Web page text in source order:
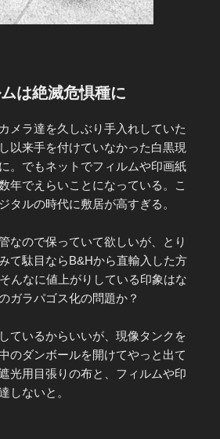
は絶滅危惧種に
メラ達を久しぶり手入れしていた
以来手を付けていなかった白黒現
。でもネットでフィルムや印画紙
年でえらいことになっている。こ
タルの時代に敷居が高すぎる。
なので保っていて欲しいが、とり
て駄目ならB&Hから直輸入した方
んなに値上がりしている印象はな
ガラパゴス化の問題か？
ているからいいが、現像タンクを
のダンボールを開けてやっと出て
光用目張りの布と、フィルムや印
しないと。